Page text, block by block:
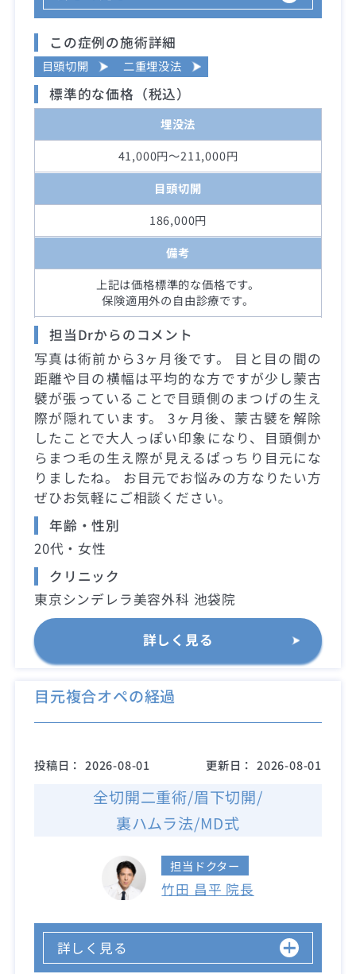
この症例の施術詳細
目頭切開 二重埋没法
標準的な価格（税込）
埋没法
41,000円～211,000円
目頭切開
186,000円
備考
上記は価格標準的な価格です。
保険適用外の自由診療です。
担当Drからのコメント
写真は術前から3ヶ月後です。 目と目の間の
距離や目の横幅は平均的な方ですが少し蒙古
襞が張っていることで目頭側のまつげの生え
際が隠れています。 3ヶ月後、蒙古襞を解除
したことで大人っぽい印象になり、目頭側か
らまつ毛の生え際が見えるぱっちり目元にな
りましたね。 お目元でお悩みの方なりたい方
ぜひお気軽にご相談ください。
年齢・性別
20代・女性
クリニック
東京シンデレラ美容外科 池袋院
詳しく見る
目元複合オペの経過
投稿日： 2026-08-01 更新日： 2026-08-01
全切開二重術/眉下切開/
裏ハムラ法/MD式
担当ドクター
竹田 昌平 院長
詳しく見る